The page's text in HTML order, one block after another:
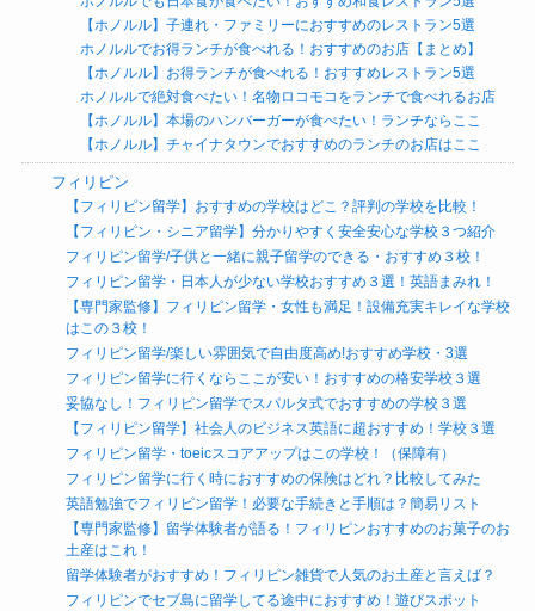
【ホノルル】子連れ・ファミリーにおすすめのレストラン5選
ホノルルでお得ランチが食べれる！おすすめのお店【まとめ】
【ホノルル】お得ランチが食べれる！おすすめレストラン5選
ホノルルで絶対食べたい！名物ロコモコをランチで食べれるお店
【ホノルル】本場のハンバーガーが食べたい！ランチならここ
【ホノルル】チャイナタウンでおすすめのランチのお店はここ
フィリピン
【フィリピン留学】おすすめの学校はどこ？評判の学校を比較！
【フィリピン・シニア留学】分かりやすく安全安心な学校３つ紹介
フィリピン留学/子供と一緒に親子留学のできる・おすすめ３校！
フィリピン留学・日本人が少ない学校おすすめ３選！英語まみれ！
【専門家監修】フィリピン留学・女性も満足！設備充実キレイな学校
はこの３校！
フィリピン留学/楽しい雰囲気で自由度高め!おすすめ学校・3選
フィリピン留学に行くならここが安い！おすすめの格安学校３選
妥協なし！フィリピン留学でスパルタ式でおすすめの学校３選
【フィリピン留学】社会人のビジネス英語に超おすすめ！学校３選
フィリピン留学・toeicスコアアップはこの学校！（保障有）
フィリピン留学に行く時におすすめの保険はどれ？比較してみた
英語勉強でフィリピン留学！必要な手続きと手順は？簡易リスト
【専門家監修】留学体験者が語る！フィリピンおすすめのお菓子のお
土産はこれ！
留学体験者がおすすめ！フィリピン雑貨で人気のお土産と言えば？
フィリピンでセブ島に留学してる途中におすすめ！遊びスポット